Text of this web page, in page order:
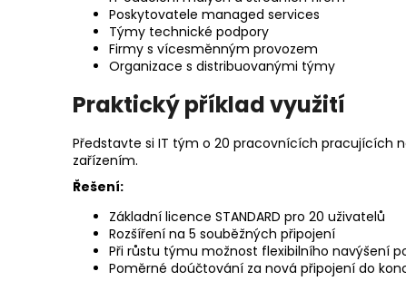
Poskytovatele managed services
Týmy technické podpory
Firmy s vícesměnným provozem
Organizace s distribuovanými týmy
Praktický příklad využití
Představte si IT tým o 20 pracovnících pracujících
zařízením.
Řešení:
Základní licence STANDARD pro 20 uživatelů
Rozšíření na 5 souběžných připojení
Při růstu týmu možnost flexibilního navýšení
Poměrné doúčtování za nová připojení do